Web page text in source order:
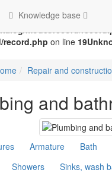
public_html/
model/record/
record.php on line 19
Knowledge base
Repair and
and
Armature Bath
Showers Sinks, wash